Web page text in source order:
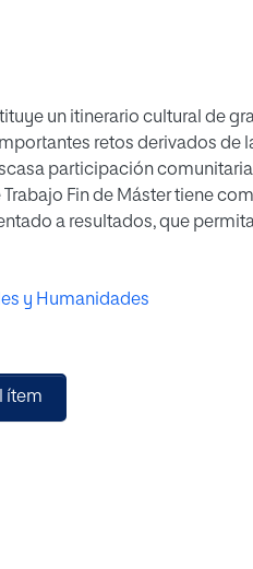
un itinerario cultural de
retos derivados de
participación
Fin de Máster tiene
a resultados, que
y normativo del
se plantea una
vinculadas a objetivos
cooperativa, fomenta la
el Club de Producto, la
y Humanidades
ítem